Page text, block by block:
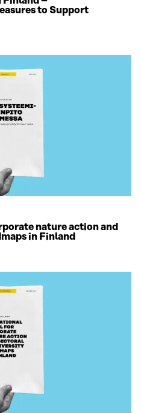
to Support
nature action and
in Finland